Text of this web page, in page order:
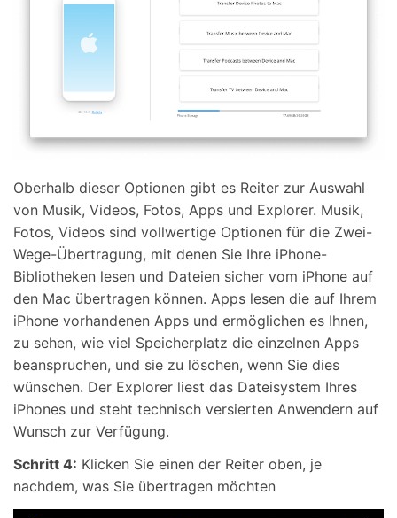
Oberhalb dieser Optionen gibt es Reiter zur Auswahl
von Musik, Videos, Fotos, Apps und Explorer. Musik,
Fotos, Videos sind vollwertige Optionen für die Zwei-
Wege-Übertragung, mit denen Sie Ihre iPhone-
Bibliotheken lesen und Dateien sicher vom iPhone auf
den Mac übertragen können. Apps lesen die auf Ihrem
iPhone vorhandenen Apps und ermöglichen es Ihnen,
zu sehen, wie viel Speicherplatz die einzelnen Apps
beanspruchen, und sie zu löschen, wenn Sie dies
wünschen. Der Explorer liest das Dateisystem Ihres
iPhones und steht technisch versierten Anwendern auf
Wunsch zur Verfügung.
Schritt 4: Klicken Sie einen der Reiter oben, je
nachdem, was Sie übertragen möchten